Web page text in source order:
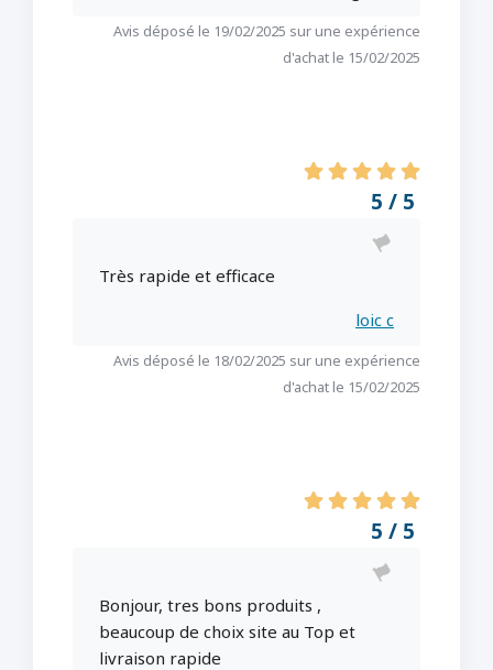
Avis déposé le 19/02/2025 sur une expérience
d'achat le 15/02/2025
5 / 5
Très rapide et efficace
loic c
Avis déposé le 18/02/2025 sur une expérience
d'achat le 15/02/2025
5 / 5
Bonjour, tres bons produits ,
beaucoup de choix site au Top et
livraison rapide